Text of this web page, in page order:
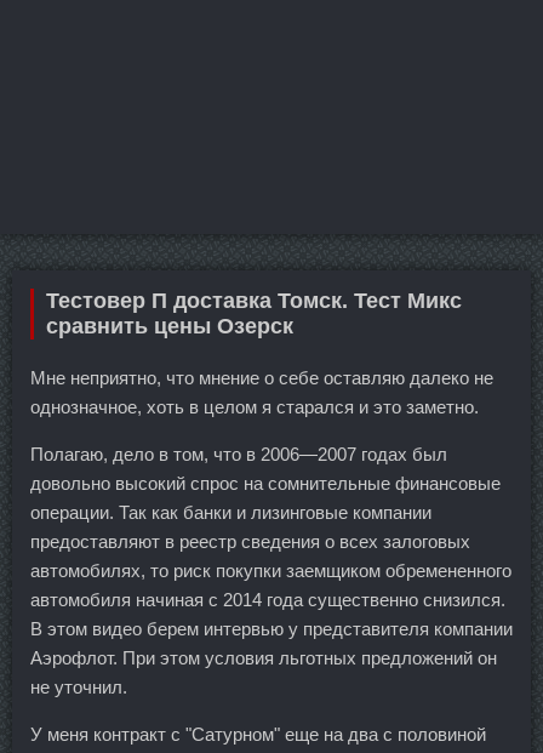
Тестовер П доставка Томск. Тест Микс
сравнить цены Озерск
Мне неприятно, что мнение о себе оставляю далеко не
однозначное, хоть в целом я старался и это заметно.
Полагаю, дело в том, что в 2006—2007 годах был
довольно высокий спрос на сомнительные финансовые
операции. Так как банки и лизинговые компании
предоставляют в реестр сведения о всех залоговых
автомобилях, то риск покупки заемщиком обремененного
автомобиля начиная с 2014 года существенно снизился.
В этом видео берем интервью у представителя компании
Аэрофлот. При этом условия льготных предложений он
не уточнил.
У меня контракт с "Сатурном" еще на два с половиной